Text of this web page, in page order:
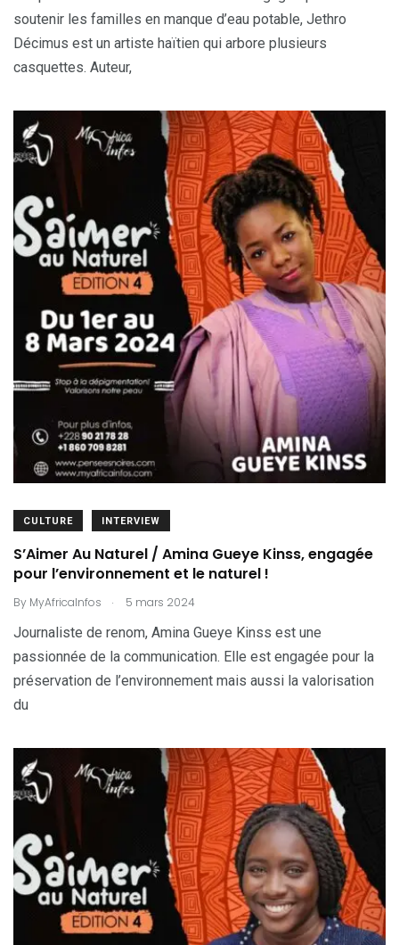
soutenir les familles en manque d’eau potable, Jethro
Décimus est un artiste haïtien qui arbore plusieurs
casquettes. Auteur,
CULTURE INTERVIEW
S’Aimer Au Naturel / Amina Gueye Kinss, engagée
pour l’environnement et le naturel !
By MyAfricaInfos . 5 mars 2024
Journaliste de renom, Amina Gueye Kinss est une
passionnée de la communication. Elle est engagée pour la
préservation de l’environnement mais aussi la valorisation
du